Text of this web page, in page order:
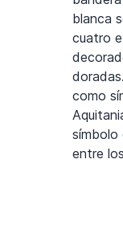
blanca
cuatro
como
símbolo
entre